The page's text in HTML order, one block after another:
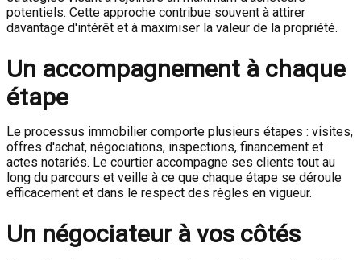
potentiels. Cette approche contribue souvent à attirer
davantage d'intérêt et à maximiser la valeur de la propriété.
Un accompagnement à chaque
étape
Le processus immobilier comporte plusieurs étapes : visites,
offres d'achat, négociations, inspections, financement et
actes notariés. Le courtier accompagne ses clients tout au
long du parcours et veille à ce que chaque étape se déroule
efficacement et dans le respect des règles en vigueur.
Un négociateur à vos côtés